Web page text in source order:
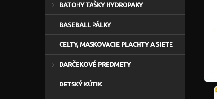
BATOHY TAŠKY HYDROPAKY
BASEBALL PÁLKY
CELTY, MASKOVACIE PLACHTY A SIETE
DARČEKOVÉ PREDMETY
DETSKÝ KÚTIK